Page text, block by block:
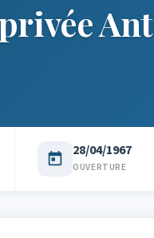
28/04/1967
OUVERTURE